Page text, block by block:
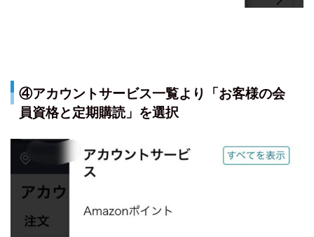
④アカウントサービス一覧より「お客様の会
員資格と定期購読」を選択